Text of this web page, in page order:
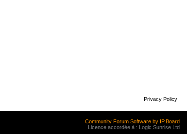
Privacy Policy
Community Forum Software by IP.Board
Licence accordée à : Logic Sunrise Ltd